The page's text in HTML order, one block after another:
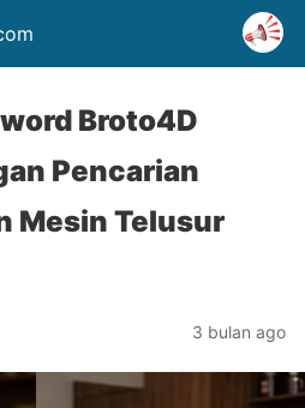
Broto4D
Pencarian
Mesin Telusur
3 bulan ago